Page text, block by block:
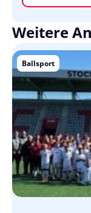
Weitere
Ballsport